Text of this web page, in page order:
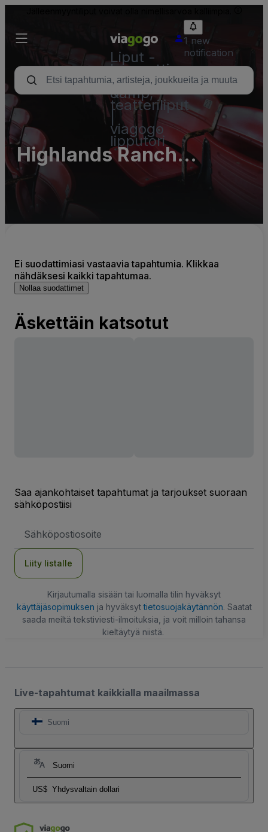
Liput -
konsertti,
urheilu
&amp;
teatteriliput
viagogo
lipputori
1 new
notification
Highlands Ranch
Mansion
Ei suodattimiasi vastaavia tapahtumia. Klikkaa
nähdäksesi kaikki tapahtumaa.
Nollaa suodattimet
Äskettäin katsotut
Saa ajankohtaiset tapahtumat ja tarjoukset suoraan
sähköpostiisi
Liity listalle
Kirjautumalla sisään tai luomalla tilin hyväksyt
käyttäjäsopimuksen ja hyväksyttietosuojakäytännön. Saatat
saada meiltä tekstiviesti-ilmoituksia, ja voit milloin tahansa
kieltäytyä niistä.
Live-tapahtumat kaikkialla maailmassa
Suomi
Suomi
US$ Yhdysvaltain dollari